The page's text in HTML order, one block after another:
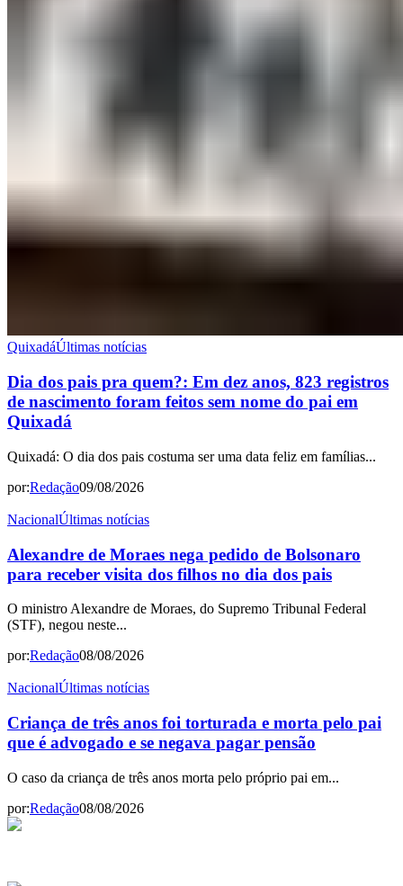
QuixadáÚltimas notícias
Dia dos pais pra quem?: Em dez anos, 823 registros
de nascimento foram feitos sem nome do pai em
Quixadá
Quixadá: O dia dos pais costuma ser uma data feliz em famílias...
por:Redação09/08/2026
NacionalÚltimas notícias
Alexandre de Moraes nega pedido de Bolsonaro
para receber visita dos filhos no dia dos pais
O ministro Alexandre de Moraes, do Supremo Tribunal Federal
(STF), negou neste...
por:Redação08/08/2026
NacionalÚltimas notícias
Criança de três anos foi torturada e morta pelo pai
que é advogado e se negava pagar pensão
O caso da criança de três anos morta pelo próprio pai em...
por:Redação08/08/2026